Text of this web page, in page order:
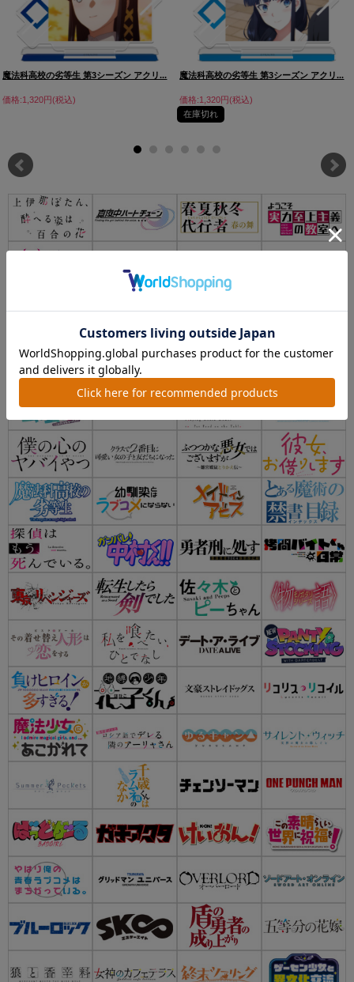
魔法科高校の劣等生 第3シーズン アクリ...
価格:1,320円(税込)
魔法科高校の劣等生 第3シーズン アクリ...
価格:1,320円(税込)
在庫切れ